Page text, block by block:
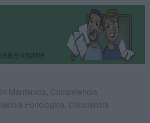
Mantenida, Competencia
Fonológica, Conciencia